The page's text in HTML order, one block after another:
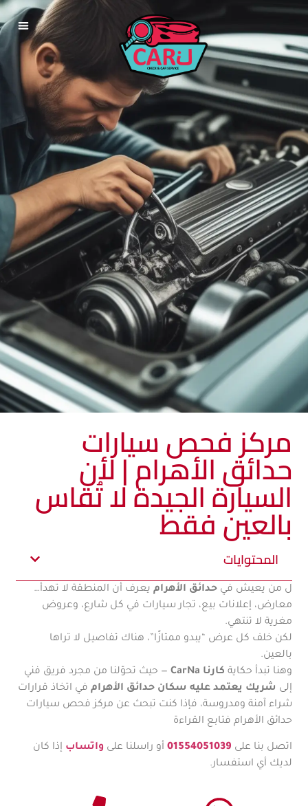
مركز فحص سيارات
حدائق الأهرام | لأن
السيارة الجيدة لا تُقاس
بالعين فقط
المحتوايات
ل من يعيش فيحدائق الأهرام يعرف أن المنطقة لا تهدأ…
معارض، إعلانات بيع، تجار سيارات في كل شارع، وعروض
مغرية لا تنتهي.
لكن خلف كل عرض “يبدو ممتازًا”، هناك تفاصيل لا تراها
بالعين.
وهنا تبدأ حكاية كارنا CarNa
— حيث تحوّلنا من مجرد فريق فني
إلى شريك يعتمد عليه سكان حدائق الأهرام في اتخاذ قرارات
شراء آمنة ومدروسة، فإذا كنت تبحث عن مركز فحص سيارات
حدائق الأهرام فتابع القراءة
اتصل بنا على 01554051039 أو راسلنا على واتساب إذا كان
لديك أي استفسار.